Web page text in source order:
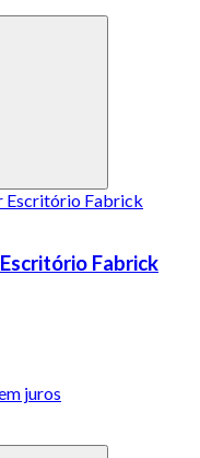
Fabrick
juros